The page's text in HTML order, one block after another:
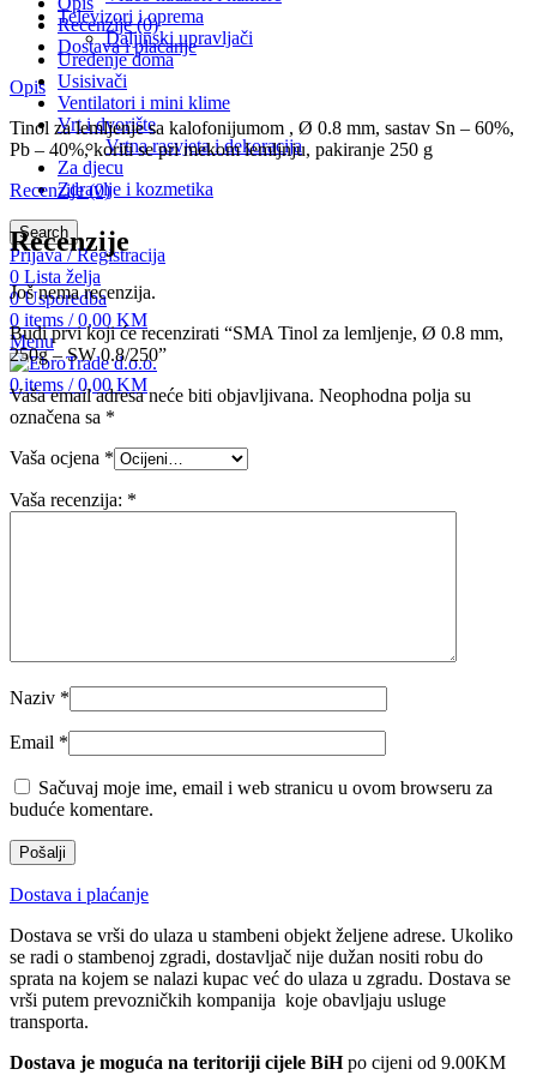
Televizori i oprema
Daljinski upravljači
Uređenje doma
Usisivači
Ventilatori i mini klime
Vrt i dvorište
Vrtna rasvjeta i dekoracija
Za djecu
Zdravlje i kozmetika
Search
Prijava / Registracija
0 Lista želja
0 Usporedba
0 items / 0,00 KM
Menu
0items / 0,00KM
Recenzije (0)
Dostava i plaćanje
Opis
Tinol za lemljenje sa kalofonijumom , Ø 0.8 mm, sastav Sn – 60%,
Pb – 40%, koriti se pri mekom lemljnju, pakiranje 250 g
Recenzije (0)
Recenzije
Još nema recenzija.
Budi prvi koji će recenzirati “SMA Tinol za lemljenje, Ø 0.8 mm,
250g – SW 0.8/250”
Vaša email adresa neće biti objavljivana. Neophodna polja su
označena sa *
Vaša ocjena *
Vaša recenzija: *
Naziv *
Email *
Sačuvaj moje ime, email i web stranicu u ovom browseru za
buduće komentare.
Dostava i plaćanje
Dostava se vrši do ulaza u stambeni objekt željene adrese. Ukoliko
se radi o stambenoj zgradi, dostavljač nije dužan nositi robu do
sprata na kojem se nalazi kupac već do ulaza u zgradu. Dostava se
vrši putem prevozničkih kompanija koje obavljaju usluge
transporta.
Dostava je moguća na teritoriji cijele BiHpo cijeni od 9.00KM